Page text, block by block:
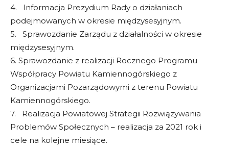
4. Informacja Prezydium Rady o działaniach
podejmowanych w okresie międzysesyjnym.
5. Sprawozdanie Zarządu z działalności w okresie
międzysesyjnym.
6. Sprawozdanie z realizacji Rocznego Programu
Współpracy Powiatu Kamiennogórskiego z
Organizacjami Pozarządowymi z terenu Powiatu
Kamiennogórskiego.
7. Realizacja Powiatowej Strategii Rozwiązywania
Problemów Społecznych – realizacja za 2021 rok i
cele na kolejne miesiące.